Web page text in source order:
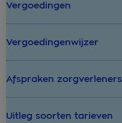
Vergoedingen
Vergoedingenwijzer
Afspraken zorgverleners
Uitleg soorten tarieven